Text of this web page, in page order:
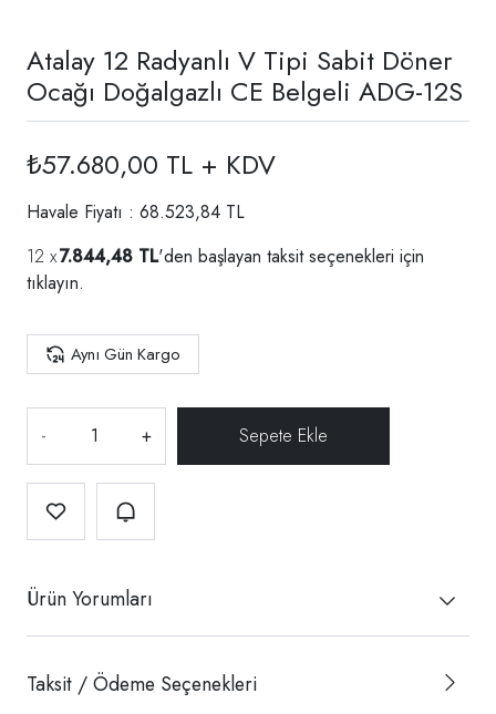
Atalay 12 Radyanlı V Tipi Sabit Döner
Ocağı Doğalgazlı CE Belgeli ADG-12S
₺57.680,00 TL + KDV
Havale Fiyatı : 68.523,84 TL
7.844,48 TL'den başlayan taksit seçenekleri için
tıklayın.
Aynı Gün Kargo
- +
Ürün Yorumları
Taksit / Ödeme Seçenekleri